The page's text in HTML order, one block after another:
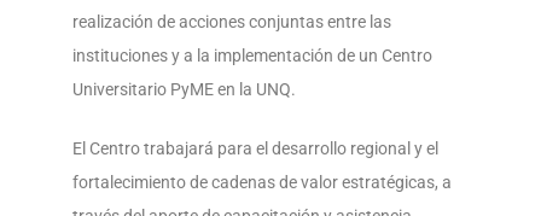
realización de acciones conjuntas entre las
instituciones y a la implementación de un Centro
Universitario PyME en la UNQ.
El Centro trabajará para el desarrollo regional y el
fortalecimiento de cadenas de valor estratégicas, a